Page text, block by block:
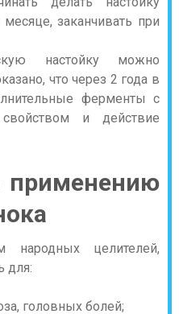
заканчивать при
настойку можно
что через 2 года в
ферменты с
и действие
применению
народных целителей,
для:
головных болей;